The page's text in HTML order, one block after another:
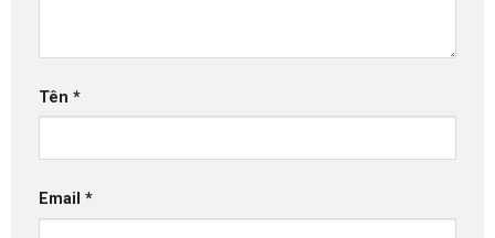
Tên *
Email *